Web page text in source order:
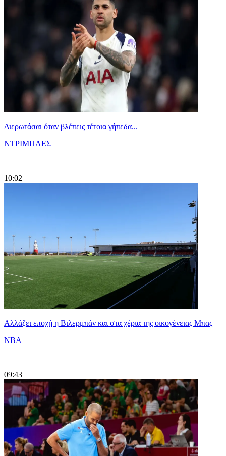
Διερωτάσαι όταν βλέπεις τέτοια γήπεδα...
ΝΤΡΙΜΠΛΕΣ
|
10:02
Aλλάζει εποχή η Βιλερμπάν και στα χέρια της οικογένειας Μπας
NBA
|
09:43